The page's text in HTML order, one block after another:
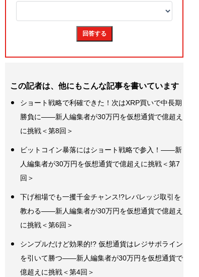
この記者は、他にもこんな記事を書いています
ショート戦略で利確できた！次はXRP買いで中長期
勝負に――新人編集者が30万円を仮想通貨で億超え
に挑戦＜第8回＞
ビットコイン暴落にはショート戦略で参入！――新
人編集者が30万円を仮想通貨で億超えに挑戦＜第7
回＞
下げ相場でも一攫千金チャンス!?レバレッジ取引を
教わる――新人編集者が30万円を仮想通貨で億超え
に挑戦＜第6回＞
シンプルだけど効果的!? 仮想通貨はレジサポライン
を引いて勝つ――新人編集者が30万円を仮想通貨で
億超えに挑戦＜第4回＞